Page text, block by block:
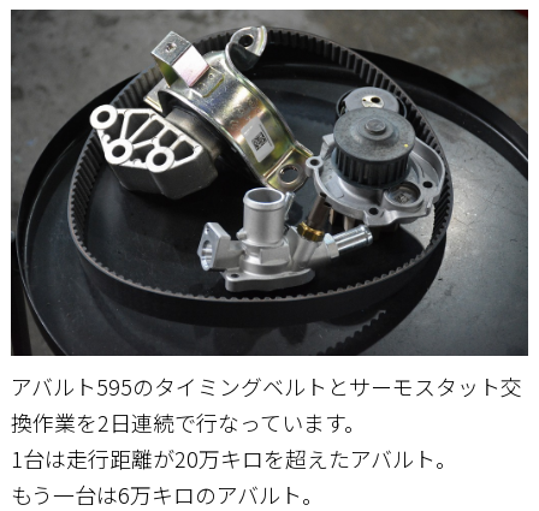
店舗案内
工場通信
お問い合わせ
アバルト595のタイミングベルトとサーモスタット交
換作業を2日連続で行なっています。
1台は走行距離が20万キロを超えたアバルト。
もう一台は6万キロのアバルト。